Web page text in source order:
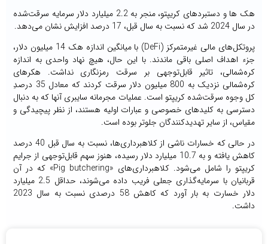
هک ها و دستبردهای کریپتو، منجر به 2.2 میلیارد دلار سرمایه سرقت‌شده
در سال 2024 شد که نسبت به سال قبل، 17 درصد افزایش نشان می‌دهد.
پروتکل‌های مالی غیرمتمرکز (DeFi) با میانگین اندازه هک 14 میلیون دلار،
جزء اهداف اصلی باقی ماندند. با این حال، هیچ نهاد واحدی به اندازه
کره‌شمالی، تاثیر قابل‌توجهی بر سرقت رمزنگاری نداشت. هکرهای
کره‌شمالی نزدیک به 800 میلیون دلار سرقت کردند که معادل 35 درصدِ
کل وجوه سرقت‌شده کریپتو است. عملیات‌ مجرمانه سایبری آنها که به دنبال
دسترسی به کلیدهای خصوصی و عبارات اولیه هستند، از نظر پیچیدگی و
مقیاس، از سایر تهدیدکنندگان جلوتر بوده است.
در حالی که خسارات ناشی از کلاهبرداری‌ها، نسبت به سال قبل 40 درصد
کاهش یافته و به 10.7 میلیارد دلار رسیده، هنوز سهم قابل‌توجهی از جرایم
کریپتو را شامل می‌شود. کلاهبرداری‌های «Pig butchering» که در آن
قربانیان با سرمایه‌گذاری‌ جعلی فریب داده می‌شوند، حداقل 2.5 میلیارد
دلار خسارت به بار آورد که کاهش 58 درصدی نسبت به سال 2023
داشت.